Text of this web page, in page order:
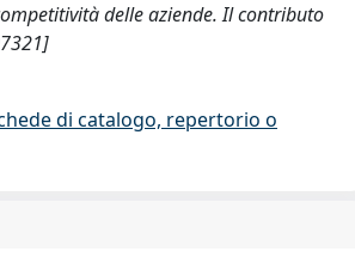
delle aziende. Il contributo
di catalogo, repertorio o